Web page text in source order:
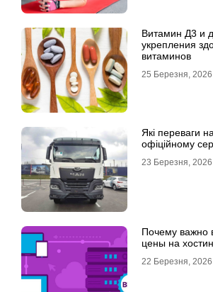
Витамин Д3 и
укрепления
витаминов
25 Березня, 2026
Які переваги
офіційному
23 Березня, 2026
Почему важно
цены на
22 Березня, 2026